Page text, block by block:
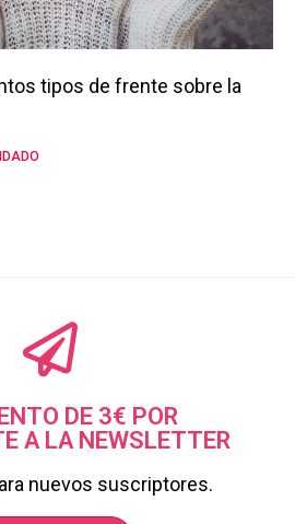
tipos de frente sobre la
DE 3€ POR
A LA NEWSLETTER
nuevos suscriptores.